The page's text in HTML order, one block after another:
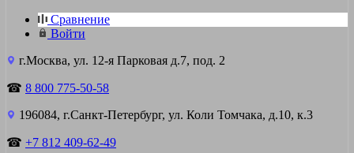
Сравнение
Войти
г.Москва, ул. 12-я Парковая д.7, под. 2
☎ 8 800 775-50-58
196084, г.Санкт-Петербург, ул. Коли Томчака, д.10, к.3
☎ +7 812 409-62-49